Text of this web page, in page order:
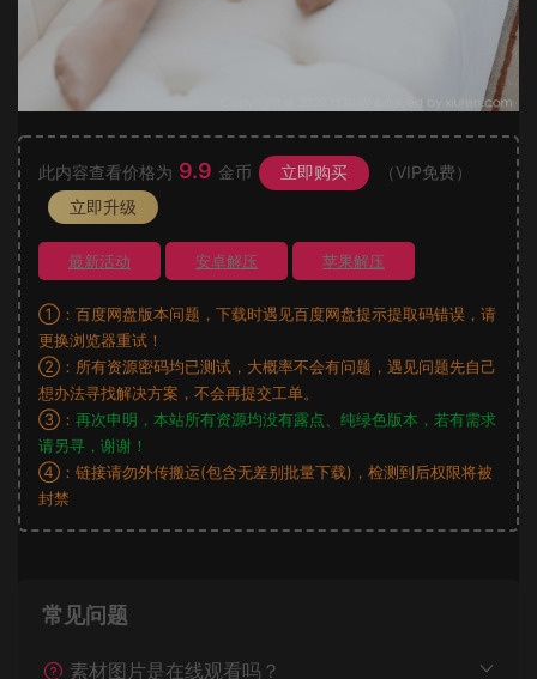
此内容查看价格为 9.9 金币 立即购买
（VIP免费）
立即升级
最新活动 安卓解压 苹果解压
①：百度网盘版本问题，下载时遇见百度网盘提示提取码错误，请
更换浏览器重试！
②：所有资源密码均已测试，大概率不会有问题，遇见问题先自己
想办法寻找解决方案，不会再提交工单。
③： 再次申明，本站所有资源均没有露点、纯绿色版本，若有需求
请另寻，谢谢！
④：链接请勿外传搬运(包含无差别批量下载)，检测到后权限将被
封禁
常见问题
素材图片是在线观看吗？